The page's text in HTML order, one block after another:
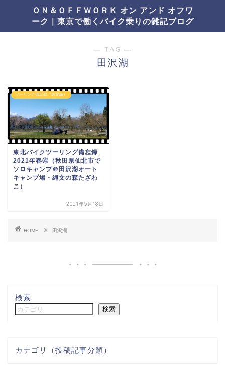
ＯＮ＆ＯＦＦＷＯＲＫ オン アンド オフワ
ーク｜東京で働くバイク乗りの雑記ブログ
― TAG ―
田沢湖
ツーリング備忘録（東北編）
東北バイクツーリング備忘録
2021年春④（秋田県仙北市で
ソロキャンプ＠田沢湖オート
キャンプ場・縄文の森たざわ
こ）
2021年5月18日
HOME 田沢湖
検索
検索
カテゴリ（投稿記事分類）